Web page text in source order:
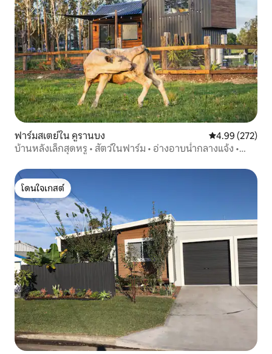
ฟาร์มสเตย์ใน คูรานบง คะแนนเฉลี่ย
4.99 (272)
บ้านหลังเล็กสุดหรู • สัตว์ในฟาร์ม • อ่างอาบน้ำกลางแจ้ง •
โดนใจเกสต์
โดนใจเกสต์